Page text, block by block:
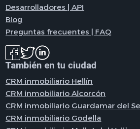
Desarrolladores | API
Blog
Preguntas frecuentes | FAQ
También en tu ciudad
CRM inmobiliario Hellín
CRM inmobiliario Alcorcón
CRM inmobiliario Guardamar del
CRM inmobiliario Godella